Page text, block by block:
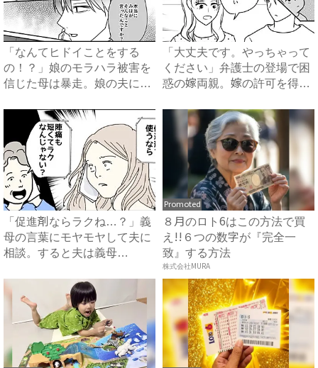
「なんてヒドイことをする
の！？」娘のモラハラ被害を
信じた母は暴走。娘の夫に電
「大丈夫です。やっちゃって
ください」弁護士の登場で困
惑の嫁両親。嫁の許可を得た
「促進剤ならラクね…？」義
母の言葉にモヤモヤして夫に
相談。すると夫は義母
Promoted
８月のロト6はこの方法で買
え!!６つの数字が『完全一
致』する方法
株式会社MURA